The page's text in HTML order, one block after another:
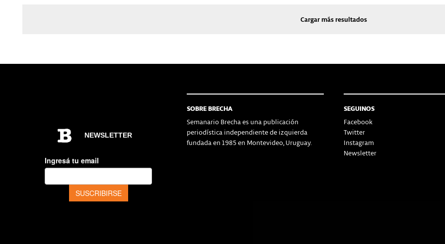
Cargar más resultados
SOBRE BRECHA
Semanario Brecha es una publicación
periodística independiente de izquierda
fundada en 1985 en Montevideo, Uruguay.
SEGUINOS
Facebook
Twitter
Instagram
Newsletter